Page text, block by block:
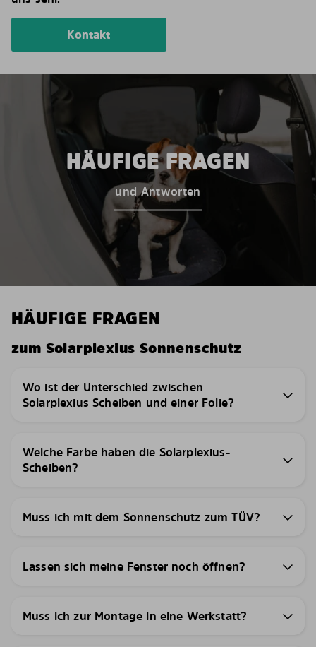
Kontakt
HÄUFIGE FRAGEN
und Antworten
HÄUFIGE FRAGEN
zum Solarplexius Sonnenschutz
Wo ist der Unterschied zwischen
Solarplexius Scheiben und einer Folie?
Welche Farbe haben die Solarplexius-
Scheiben?
Muss ich mit dem Sonnenschutz zum TÜV?
Lassen sich meine Fenster noch öffnen?
Muss ich zur Montage in eine Werkstatt?